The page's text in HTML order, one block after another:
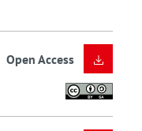
Open Access